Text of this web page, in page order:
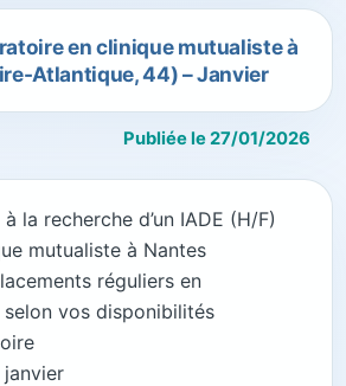
en clinique mutualiste à
Atlantique, 44) – Janvier
Publiée le 27/01/2026
la recherche d’un IADE (H/F)
mutualiste à Nantes
réguliers en
vos disponibilités